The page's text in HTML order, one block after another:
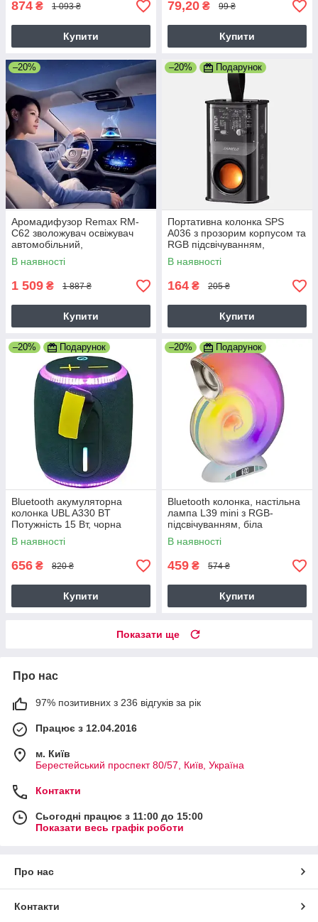
874 ₴ 1 093 ₴
Купити
79,20 ₴ 99 ₴
Купити
–20%
Аромадифузор Remax RM-
C62 зволожувач освіжувач
автомобільний,
ароматизатор в машину
В наявності
1 509 ₴ 1 887 ₴
Купити
–20% Подарунок
Портативна колонка SPS
A036 з прозорим корпусом та
RGB підсвічуванням,
юпотужність 5 Вт, чорна
В наявності
164 ₴ 205 ₴
Купити
–20% Подарунок
Bluetooth акумуляторна
колонка UBL A330 BT
Потужність 15 Вт, чорна
В наявності
656 ₴ 820 ₴
Купити
–20% Подарунок
Bluetooth колонка, настільна
лампа L39 mini з RGB-
підсвічуванням, біла
В наявності
459 ₴ 574 ₴
Купити
Показати ще
Про нас
97% позитивних з 236 відгуків за рік
Працює з 12.04.2016
м. Київ
Берестейський проспект 80/57, Київ, Україна
Контакти
Сьогодні працює з 11:00 до 15:00
Показати весь графік роботи
Про нас
Контакти